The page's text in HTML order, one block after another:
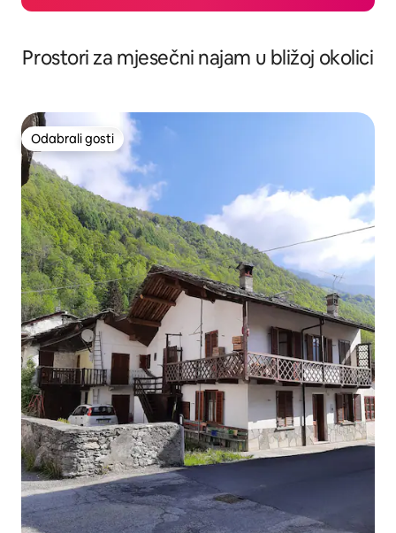
Prostori za mjesečni najam u bližoj okolici
Odabrali gosti
Odabrali gosti